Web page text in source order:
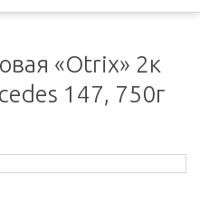
«Otrix» 2к
147, 750г